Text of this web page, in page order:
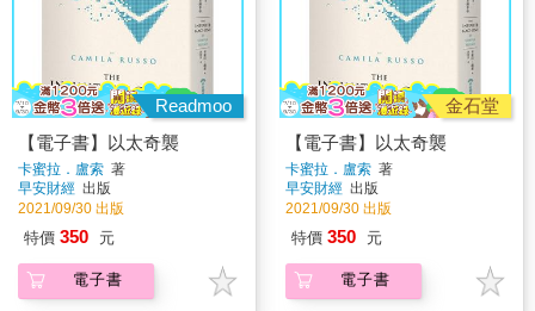
Readmoo
【電子書】以太奇襲
卡蜜拉．盧索 著
早安財經 出版
2021/09/30 出版
特價 350 元
電子書
金石堂
【電子書】以太奇襲
卡蜜拉．盧索 著
早安財經 出版
2021/09/30 出版
特價 350 元
電子書